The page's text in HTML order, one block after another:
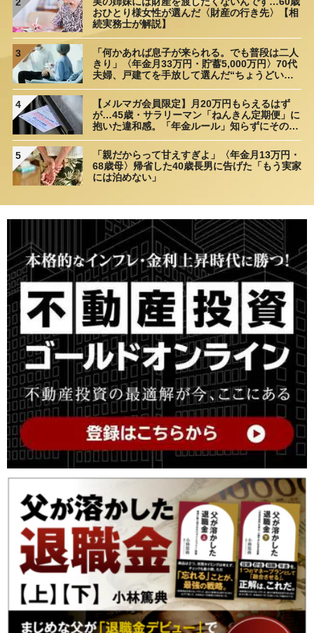
おひとり様女性が選んだ〈財産の行き先〉【相
続実務士が解説】
3
「何かあれば息子が来られる。でも普段は二人
きり」〈年金月33万円・貯蓄5,000万円〉70代
夫婦、戸建てを手放して選んだ“ちょうどいい
4
【メルマガ会員限定】月20万円もらえるはず
が…45歳・サラリーマン「ねんきん定期便」に
抱いた違和感。「年金ルール」知らずにそのま
然「何かの間違いでは？」
5
「親だからって甘えすぎよ」〈年金月13万円・
68歳母〉帰省した40歳長男に告げた「もう実家
には泊めない」